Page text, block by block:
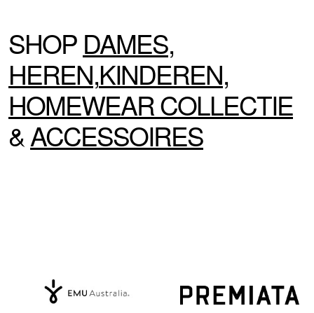
SHOP DAMES,
HEREN,KINDEREN,
HOMEWEARCOLLECTIE
&ACCESSOIRES